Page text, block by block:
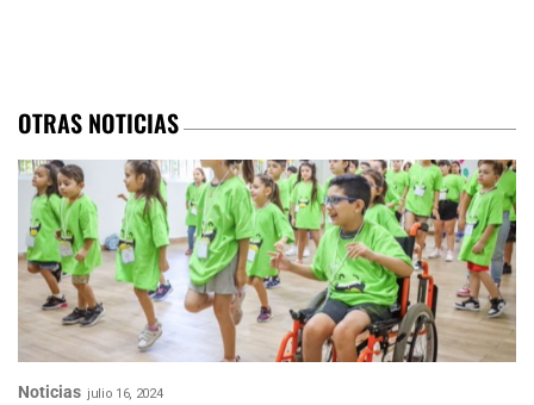
OTRAS NOTICIAS
Noticias julio 16, 2024